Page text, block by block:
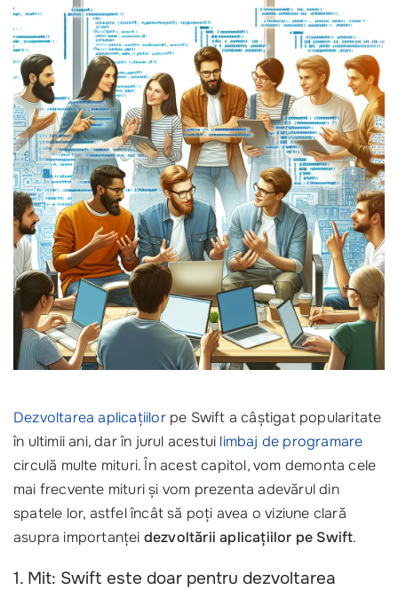
Dezvoltarea aplicațiilorpe Swift a câștigat popularitate
în ultimii ani, dar în jurul acestui limbaj de programare
circulă multe mituri. În acest capitol, vom demonta cele
mai frecvente mituri și vom prezenta adevărul din
spatele lor, astfel încât să poți avea o viziune clară
asupra importanței dezvoltării aplicațiilor pe Swift.
1. Mit: Swift este doar pentru dezvoltarea